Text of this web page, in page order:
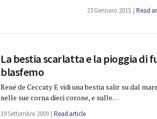
23 Gennaio 2015 Read
La bestia scarlatta e la pioggia di
blasfemo
René de Ceccaty E vidi una bestia salir su dal
nelle sue corna dieci corone, e sulle…
19 Settembre 2009 Read article